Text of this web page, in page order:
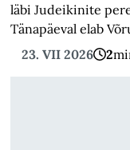
läbi Judeikinite pere
Tänapäeval elab
23. VII 2026
2